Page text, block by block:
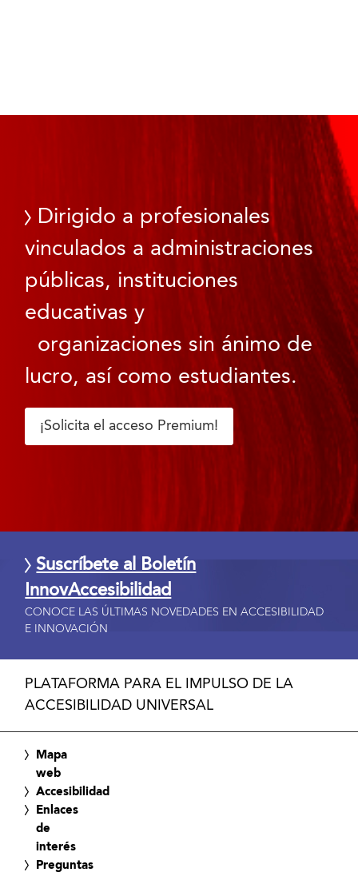
Dirigido a profesionales
vinculados a administraciones
públicas, instituciones
educativas y
organizaciones sin ánimo de
lucro, así como estudiantes.
¡Solicita el acceso Premium!
Suscríbete al Boletín
InnovAccesibilidad
CONOCE LAS ÚLTIMAS NOVEDADES EN ACCESIBILIDAD
E INNOVACIÓN
PLATAFORMA PARA EL IMPULSO DE LA
ACCESIBILIDAD UNIVERSAL
Mapa
web
Accesibilidad
Enlaces
de
interés
Preguntas